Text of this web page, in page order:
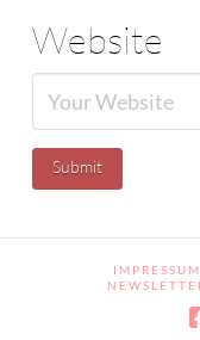
Website
IMPRESSUM